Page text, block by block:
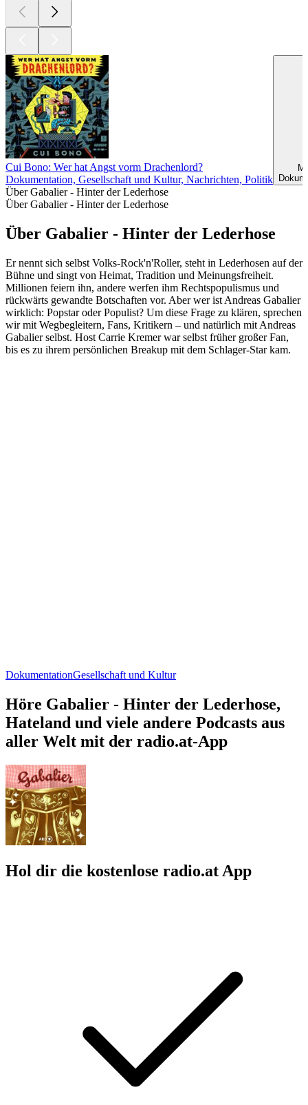
Cui Bono: Wer hat Angst vorm Drachenlord?
Dokumentation, Gesellschaft und Kultur, Nachrichten, Politik
Über Gabalier - Hinter der Lederhose
Über Gabalier - Hinter der Lederhose
Über Gabalier - Hinter der Lederhose
Er nennt sich selbst Volks-Rock'n'Roller, steht in Lederhosen auf der
Bühne und singt von Heimat, Tradition und Meinungsfreiheit.
Millionen feiern ihn, andere werfen ihm Rechtspopulismus und
rückwärts gewandte Botschaften vor. Aber wer ist Andreas Gabalier
wirklich: Popstar oder Populist? Um diese Frage zu klären, sprechen
wir mit Wegbegleitern, Fans, Kritikern – und natürlich mit Andreas
Gabalier selbst. Host Carrie Kremer war selbst früher großer Fan,
bis es zu ihrem persönlichen Breakup mit dem Schlager-Star kam.
DokumentationGesellschaft und Kultur
Höre Gabalier - Hinter der Lederhose,
Hateland und viele andere Podcasts aus
aller Welt mit der radio.at-App
Hol dir die kostenlose radio.at App